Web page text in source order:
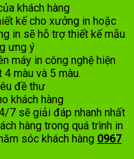
khách hàng
kế cho xưởng in hoặc
in sẽ hỗ trợ thiết kế mẫu
ưng ý
máy in công nghệ hiện
màu và 5 màu.
đề thư
khách hàng
7 sẽ giải đáp nhanh nhất
hàng trong quá trình in
sóc khách hàng 0967